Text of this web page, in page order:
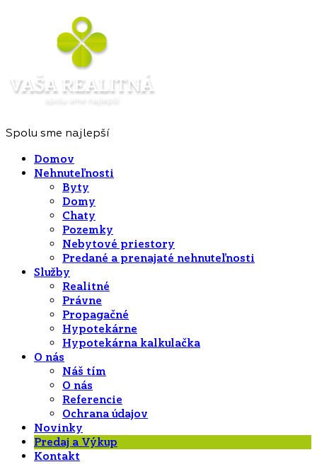
Spolu sme najlepší
Domov
Nehnuteľnosti
Byty
Domy
Chaty
Pozemky
Nebytové priestory
Predané a prenajaté nehnuteľnosti
Služby
Realitné
Právne
Propagačné
Hypotekárne
Hypotekárna kalkulačka
O nás
Náš tím
O nás
Referencie
Ochrana údajov
Novinky
Predaj a Výkup
Kontakt